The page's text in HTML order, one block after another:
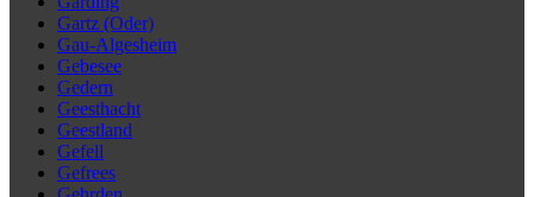
Gartz (Oder)
Gau-Algesheim
Gebesee
Gedern
Geesthacht
Geestland
Gefell
Gefrees